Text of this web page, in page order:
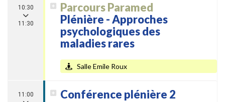
10:30
11:30
Parcours Paramed
Plénière - Approches
psychologiques des
maladies rares
Salle Emile Roux
11:00 Conférence plénière 2